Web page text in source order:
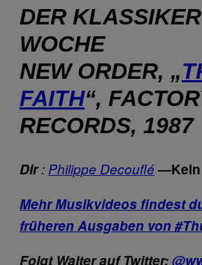
DER
WOCHE
NEW ORDER, „
FAITH“,
RECORDS, 1987
Dir : Philippe Decouflé —Kein
Mehr Musikvideos findest
früheren Ausgaben von
Folgt Walter auf Twitter: